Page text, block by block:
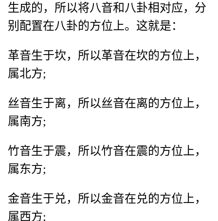
生成的，所以将八音和八卦相对应，分
别配置在八卦的方位上。这就是：
革音生于坎，所以革音在坎的方位上，
属北方;
丝音生于离，所以丝音在离的方位上，
属南方;
竹音生于震，所以竹音在震的方位上，
属东方;
金音生于兑，所以金音在兑的方位上，
属西方;